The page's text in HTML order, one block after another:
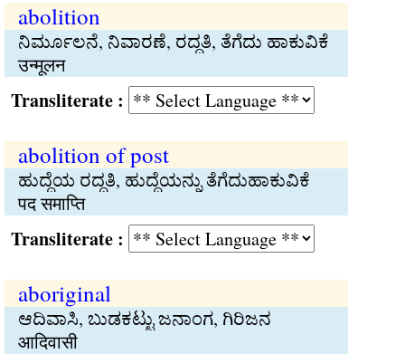
abolition
ನಿರ್ಮೂಲನೆ, ನಿವಾರಣೆ, ರದ್ಧತಿ, ತೆಗೆದು ಹಾಕುವಿಕೆ
उन्मूलन
:
abolition of post
ಹುದ್ದೆಯ ರದ್ಧತಿ, ಹುದ್ದೆಯನ್ನು ತೆಗೆದುಹಾಕುವಿಕೆ
पद समाप्ति
:
aboriginal
ಆದಿವಾಸಿ, ಬುಡಕಟ್ಟು ಜನಾಂಗ, ಗಿರಿಜನ
आदिवासी